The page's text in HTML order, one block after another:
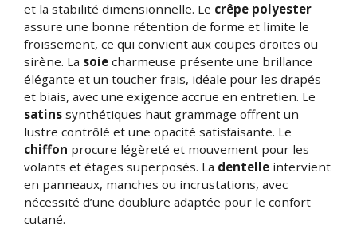
et la stabilité dimensionnelle. Le crêpe polyester
assure une bonne rétention de forme et limite le
froissement, ce qui convient aux coupes droites ou
sirène. La soie charmeuse présente une brillance
élégante et un toucher frais, idéale pour les drapés
et biais, avec une exigence accrue en entretien. Le
satins synthétiques haut grammage offrent un
lustre contrôlé et une opacité satisfaisante. Le
chiffon procure légèreté et mouvement pour les
volants et étages superposés. La dentelle intervient
en panneaux, manches ou incrustations, avec
nécessité d’une doublure adaptée pour le confort
cutané.